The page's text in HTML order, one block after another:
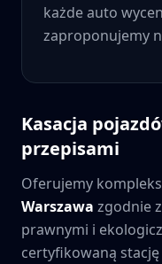
każde auto
zaproponujemy
Kasacja
przepisami
Oferujemy
Warszawa zgodnie
prawnymi i
certyfikowaną